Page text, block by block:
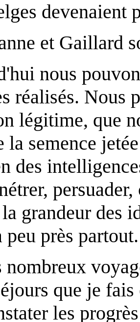
devenaient
et Gaillard
nous
réalisés. Nous
légitime, que
la semence
des
grandeur des
peu près partout.
nombreux
que je
les